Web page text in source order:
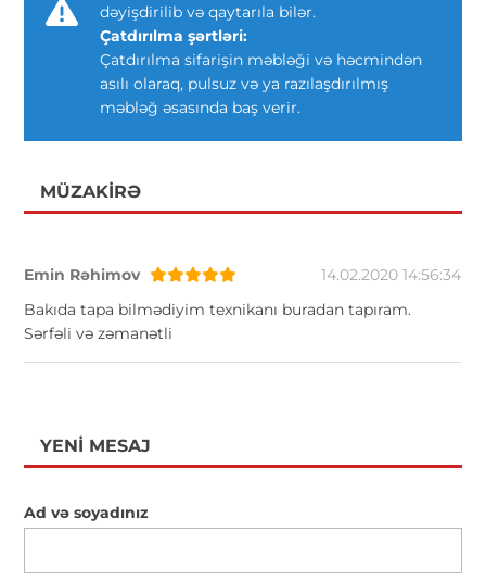
dəyişdirilib və qaytarıla bilər.
Çatdırılma şərtləri:
Çatdırılma sifarişin məbləği və həcmindən
asılı olaraq, pulsuz və ya razılaşdırılmış
məbləğ əsasında baş verir.
MÜZAKIRƏ
Emin Rəhimov
14.02.2020 14:56:34
Bakıda tapa bilmədiyim texnikanı buradan tapıram.
Sərfəli və zəmanətli
YENI MESAJ
Ad və soyadınız